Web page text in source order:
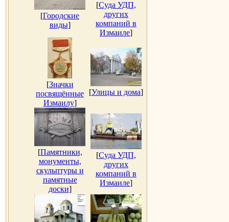
[Городские
виды]
[Суда УДП,
других
компаний в
Измаиле]
[Значки
посвящённые
Измаилу]
[Улицы и дома]
[Памятники,
монументы,
скульптуры и
памятные
доски]
[Суда УДП,
других
компаний в
Измаиле]